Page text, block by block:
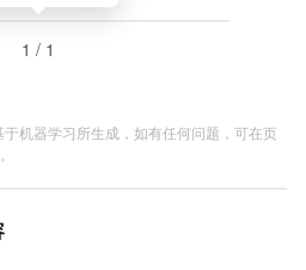
1 / 1
机器学习所生成，如有任何问题，可在页